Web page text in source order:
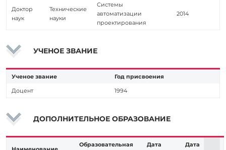
Доктор
наук
Технические
науки
Системы
автоматизации
проектирования
2014
УЧЕНОЕ ЗВАНИЕ
Ученое звание
Год присвоения
Доцент
1994
ДОПОЛНИТЕЛЬНОЕ ОБРАЗОВАНИЕ
Образовательная
Дата
Дата